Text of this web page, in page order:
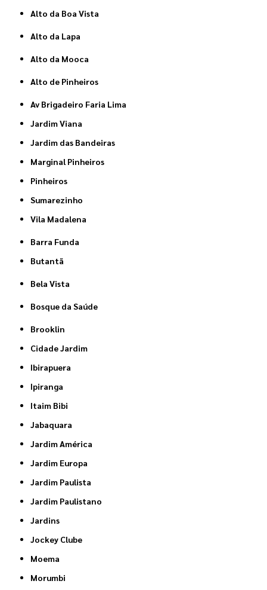
Alto da Boa Vista
Alto da Lapa
Alto da Mooca
Alto de Pinheiros
Av Brigadeiro Faria Lima
Jardim Viana
Jardim das Bandeiras
Marginal Pinheiros
Pinheiros
Sumarezinho
Vila Madalena
Barra Funda
Butantã
Bela Vista
Bosque da Saúde
Brooklin
Cidade Jardim
Ibirapuera
Ipiranga
Itaim Bibi
Jabaquara
Jardim América
Jardim Europa
Jardim Paulista
Jardim Paulistano
Jardins
Jockey Clube
Moema
Morumbi